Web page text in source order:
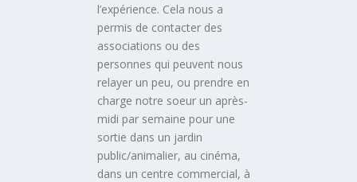
l’expérience. Cela nous a
permis de contacter des
associations ou des
personnes qui peuvent nous
relayer un peu, ou prendre en
charge notre soeur un après-
midi par semaine pour une
sortie dans un jardin
public/animalier, au cinéma,
dans un centre commercial, à